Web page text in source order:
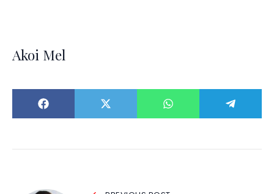
Akoi Mel